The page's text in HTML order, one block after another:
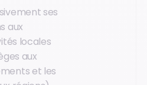
ses
aux
locales
aux
et les